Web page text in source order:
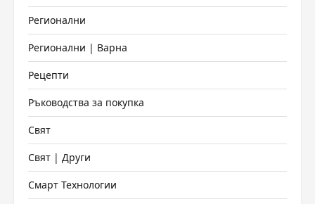
Регионални
Регионални | Варна
Рецепти
Ръководства за покупка
Свят
Свят | Други
Смарт Технологии